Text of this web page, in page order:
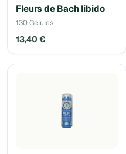
Fleurs de Bach libido
130 Gélules
13,40 €